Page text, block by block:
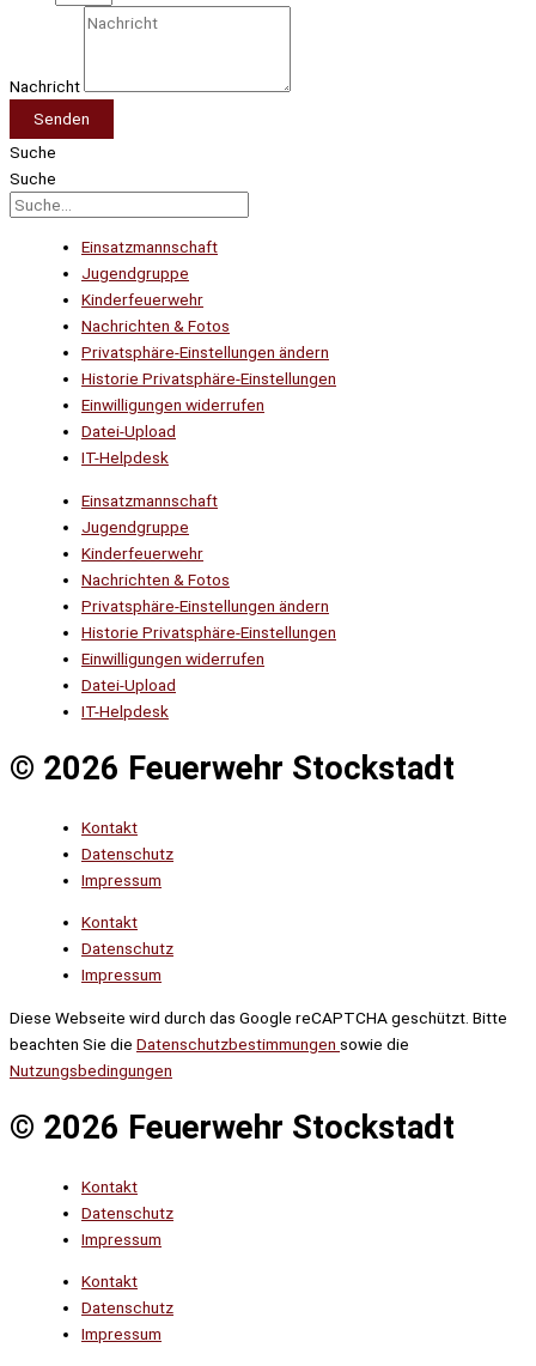
Nachricht
Senden
Suche
Suche
Einsatzmannschaft
Jugendgruppe
Kinderfeuerwehr
Nachrichten & Fotos
Privatsphäre-Einstellungen ändern
Historie Privatsphäre-Einstellungen
Einwilligungen widerrufen
Datei-Upload
IT-Helpdesk
Einsatzmannschaft
Jugendgruppe
Kinderfeuerwehr
Nachrichten & Fotos
Privatsphäre-Einstellungen ändern
Historie Privatsphäre-Einstellungen
Einwilligungen widerrufen
Datei-Upload
IT-Helpdesk
© 2026 Feuerwehr Stockstadt
Kontakt
Datenschutz
Impressum
Kontakt
Datenschutz
Impressum
Diese Webseite wird durch das Google reCAPTCHA geschützt. Bitte
beachten Sie die Datenschutzbestimmungen sowie die
Nutzungsbedingungen
© 2026 Feuerwehr Stockstadt
Kontakt
Datenschutz
Impressum
Kontakt
Datenschutz
Impressum